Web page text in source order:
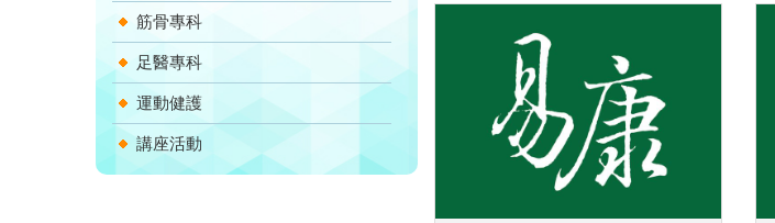
筋骨專科
足醫專科
運動健護
講座活動